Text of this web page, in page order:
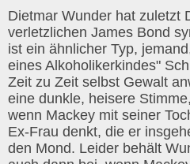
Dietmar Wunder hat zuletzt
verletzlichen James Bond
ist ein ähnlicher Typ,
eines Alkoholikerkindes"
Zeit zu Zeit selbst Gewalt
eine dunkle, heisere
wenn Mackey mit seiner
Ex-Frau denkt, die er
den Mond. Leider behält